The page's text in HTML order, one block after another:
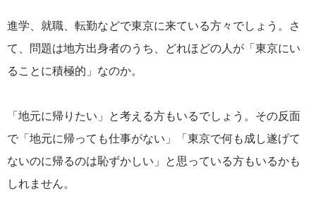
進学、就職、転勤などで東京に来ている方々でしょう。さ
て、問題は地方出身者のうち、どれほどの人が「東京にい
ることに積極的」なのか。
「地元に帰りたい」と考える方もいるでしょう。その反面
で「地元に帰っても仕事がない」「東京で何も成し遂げて
ないのに帰るのは恥ずかしい」と思っている方もいるかも
しれません。